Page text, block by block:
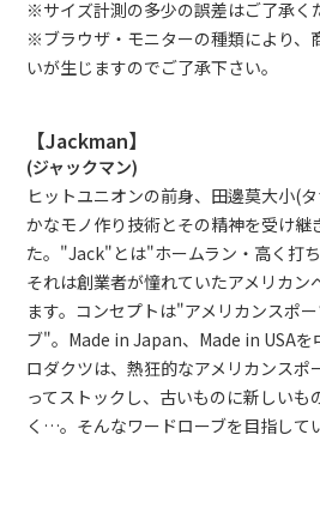
※サイズ計測の多少の誤差はご了承く
※ブラウザ・モニターの種類により、
いが生じますのでご了承下さい。
【Jackman】
(ジャックマン)
ヒットユニオンの前身、田邊莫大小(
かなモノ作り技術とその精神を受け継
た。"Jack"とは"ホームラン・高く打
それは創業者が憧れていたアメリカン
ます。コンセプトは"アメリカンスポ
ブ"。Made in Japan、Made in USAを
ロダクツは、熱狂的なアメリカンスポ
ってストックし、古いものに新しいも
く…。そんなワードローブを目指して